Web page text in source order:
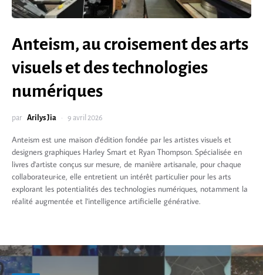
Anteism, au croisement des arts
visuels et des technologies
numériques
par Arilys Jia 9 avril 2026
Anteism est une maison d'édition fondée par les artistes visuels et
designers graphiques Harley Smart et Ryan Thompson. Spécialisée en
livres d'artiste conçus sur mesure, de manière artisanale, pour chaque
collaborateur·ice, elle entretient un intérêt particulier pour les arts
explorant les potentialités des technologies numériques, notamment la
réalité augmentée et l'intelligence artificielle générative.